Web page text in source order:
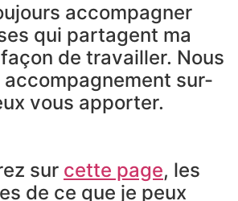
accompagner
qui partagent ma
de travailler. Nous
sur-
vous apporter.
sur cette page, les
de ce que je peux